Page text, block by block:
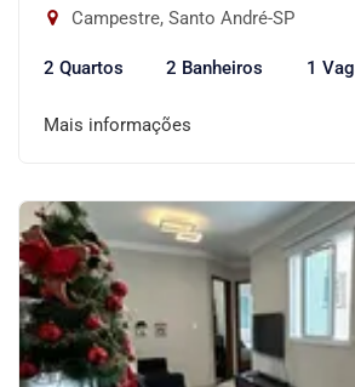
Campestre, Santo André-SP
2 Quartos 2 Banheiros 1
Mais informações